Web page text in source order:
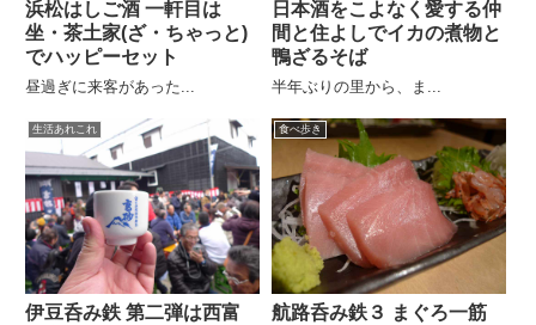
浜松はしご酒 一軒目は
坐・茶土家(ざ・ちゃっと)
でハッピーセット
昼過ぎに来客があった...
日本酒をこよなく愛する仲
間と住よしでイカの煮物と
鴨ざるそば
半年ぶりの里から、ま...
生活あれこれ
伊豆呑み鉄 第二弾は西富
食べ歩き
航路呑み鉄３ まぐろ一筋